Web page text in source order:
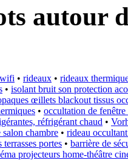
autour
• rideaux • rideaux
• isolant bruit son protection
œillets blackout tissus
• occultation de
réfrigérant chaud •
chambre • rideau
portes • barrière de
projecteurs home-théâtre